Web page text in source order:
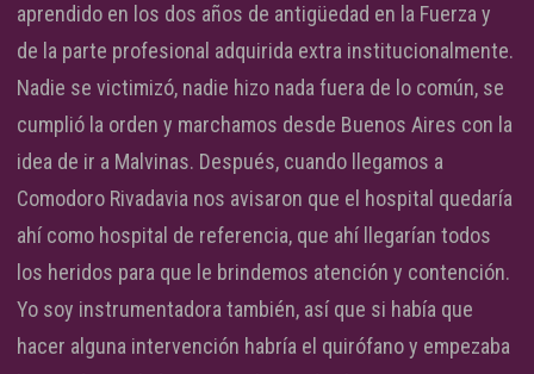
aprendido en los dos años de antigüedad en la Fuerza y
de la parte profesional adquirida extra institucionalmente.
Nadie se victimizó, nadie hizo nada fuera de lo común, se
cumplió la orden y marchamos desde Buenos Aires con la
idea de ir a Malvinas. Después, cuando llegamos a
Comodoro Rivadavia nos avisaron que el hospital quedaría
ahí como hospital de referencia, que ahí llegarían todos
los heridos para que le brindemos atención y contención.
Yo soy instrumentadora también, así que si había que
hacer alguna intervención habría el quirófano y empezaba